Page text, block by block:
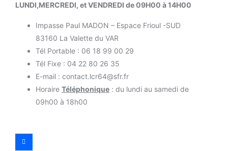
LUNDI,MERCREDI, et VENDREDI de 09H00 à 14H00
Impasse Paul MADON – Espace Frioul -SUD
83160 La Valette du VAR
Tél Portable : 06 18 99 00 29
Tél Fixe : 04 22 80 26 35
E-mail : contact.lcr64@sfr.fr
Horaire Téléphonique : du lundi au samedi de
09h00 à 18h00